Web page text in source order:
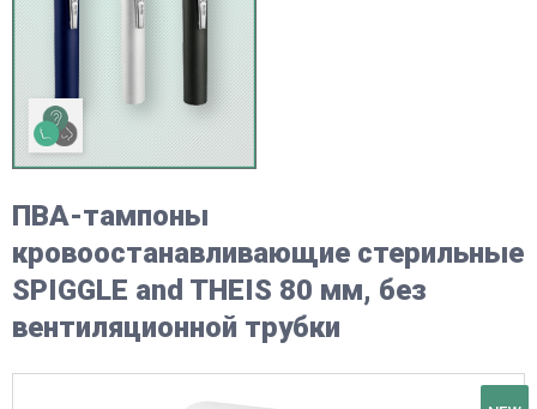
ПВА-тампоны
кровоостанавливающие стерильные
SPIGGLE and THEIS 80 мм, без
вентиляционной трубки